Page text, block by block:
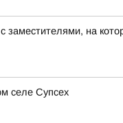
заместителями, на
селе Супсех